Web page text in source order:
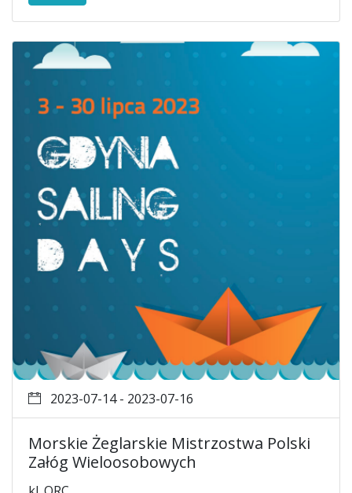
2023-07-14 - 2023-07-16
Morskie Żeglarskie Mistrzostwa Polski
Załóg Wieloosobowych